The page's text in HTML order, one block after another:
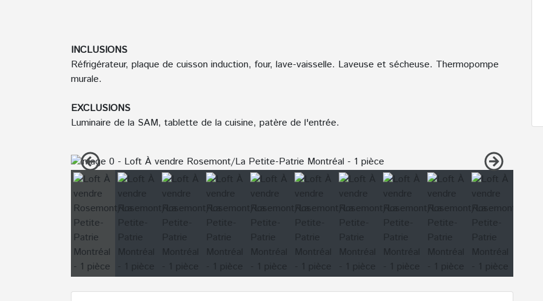
INCLUSIONS
Réfrigérateur, plaque de cuisson induction, four, lave-vaisselle. Laveuse et sécheuse. Thermopompe
murale.
EXCLUSIONS
Luminaire de la SAM, tablette de la cuisine, patère de l'entrée.